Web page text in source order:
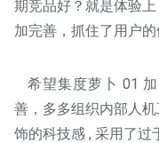
期竞品好？就是体验
加完善，抓住了用户的
希望集度萝卜 01
善，多多组织内部人
饰的科技感 , 采用了过